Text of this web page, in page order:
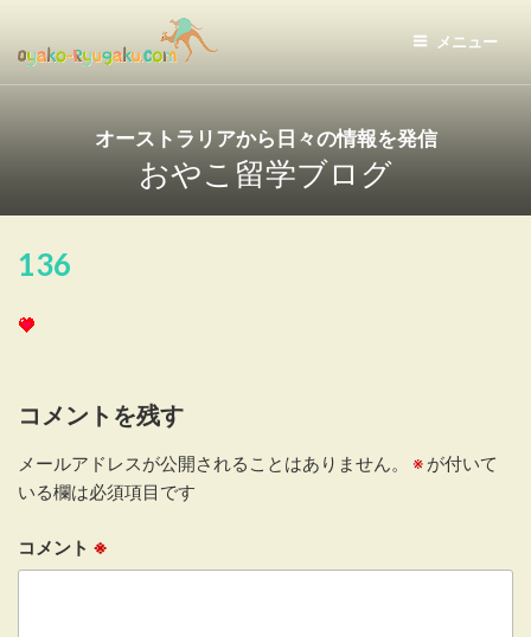
キ
おやこ留学ドットコム
メニュー
オーストラリアから日々の情報を発信
おやこ留学ブログ
136
コメントを残す
メールアドレスが公開されることはありません。 ※ が付いて
いる欄は必須項目です
コメント ※